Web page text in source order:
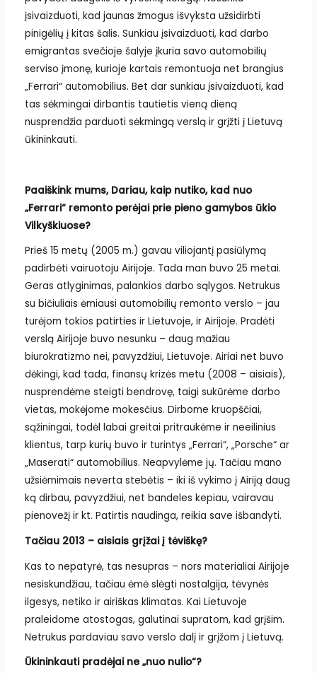
įsivaizduoti, kad jaunas žmogus išvyksta užsidirbti
pinigėlių į kitas šalis. Sunkiau įsivaizduoti, kad darbo
emigrantas svečioje šalyje įkuria savo automobilių
serviso įmonę, kurioje kartais remontuoja net brangius
„Ferrari“ automobilius. Bet dar sunkiau įsivaizduoti, kad
tas sėkmingai dirbantis tautietis vieną dieną
nusprendžia parduoti sėkmingą verslą ir grįžti į Lietuvą
ūkininkauti.
Paaiškink mums, Dariau, kaip nutiko, kad nuo
„Ferrari“ remonto perėjai prie pieno gamybos ūkio
Vilkyškiuose?
Prieš 15 metų (2005 m.) gavau viliojantį pasiūlymą
padirbėti vairuotoju Airijoje. Tada man buvo 25 metai.
Geras atlyginimas, palankios darbo sąlygos. Netrukus
su bičiuliais ėmiausi automobilių remonto verslo – jau
turėjom tokios patirties ir Lietuvoje, ir Airijoje. Pradėti
verslą Airijoje buvo nesunku – daug mažiau
biurokratizmo nei, pavyzdžiui, Lietuvoje. Airiai net buvo
dėkingi, kad tada, finansų krizės metu (2008 – aisiais),
nusprendėme steigti bendrovę, taigi sukūrėme darbo
vietas, mokėjome mokesčius. Dirbome kruopščiai,
sąžiningai, todėl labai greitai pritraukėme ir neeilinius
klientus, tarp kurių buvo ir turintys „Ferrari“, „Porsche“ ar
„Maserati“ automobilius. Neapvylėme jų. Tačiau mano
užsiėmimais neverta stebėtis – iki iš vykimo į Airiją daug
ką dirbau, pavyzdžiui, net bandeles kepiau, vairavau
pienovežį ir kt. Patirtis naudinga, reikia save išbandyti.
Tačiau 2013 – aisiais grįžai į tėviškę?
Kas to nepatyrė, tas nesupras – nors materialiai Airijoje
nesiskundžiau, tačiau ėmė slėgti nostalgija, tėvynės
ilgesys, netiko ir airiškas klimatas. Kai Lietuvoje
praleidome atostogas, galutinai supratom, kad grįšim.
Netrukus pardaviau savo verslo dalį ir grįžom į Lietuvą.
Ūkininkauti pradėjai ne „nuo nulio“?